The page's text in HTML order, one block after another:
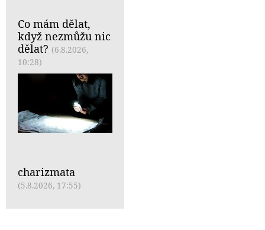
Co mám dělat,
když nezmůžu nic
dělat? (6.8.2026,
10:28)
charizmata
(5.8.2026, 17:55)